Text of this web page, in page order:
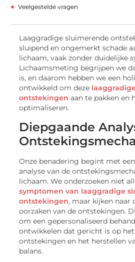
Veelgestelde vragen
Laaggradige sluimerende
sluipend en ongemerkt schade
lichaam, vaak zonder duidelijke
Lichaamsmeting begrijpen we
is, en daarom hebben we een
ontwikkeld om deze
ontstekingen aan te pakken en
optimaliseren.
Diepgaande
Onze benadering begint met
analyse van de
lichaam. We onderzoeken niet
symptomen van laaggradige
ontstekingen, maar kijken naar
oorzaken van de ontstekingen.
om een gepersonaliseerd
ontwikkelen dat gericht is op
ontstekingen en het herstellen
balans.